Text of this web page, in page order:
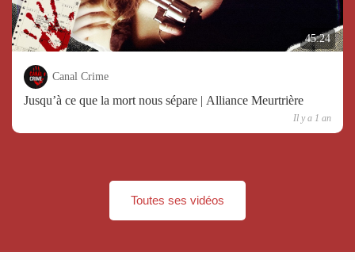
45:24
Canal Crime
Jusqu’à ce que la mort nous sépare | Alliance Meurtrière
Il y a 1 an
Toutes ses vidéos